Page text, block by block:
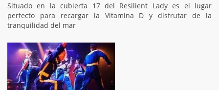
Situado en la cubierta 17 del Resilient Lady es el lugar
perfecto para recargar la Vitamina D y disfrutar de la
tranquilidad del mar